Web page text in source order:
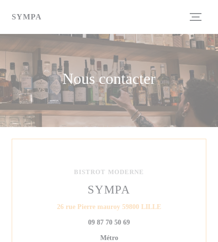
SYMPA
Nous contacter
BISTROT MODERNE
SYMPA
26 rue Pierre mauroy 59800 LILLE((ouvre une
09 87 70 50 69
Métro